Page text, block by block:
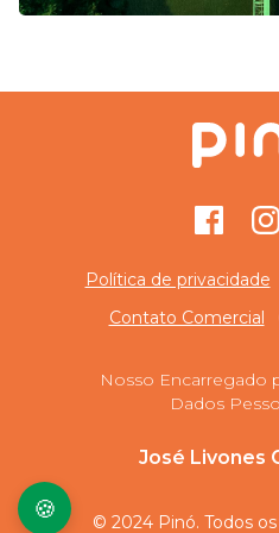
Facebook
Política de privacidade
Contato Comercial
Nosso Encarregado
Dados
José Livones
© 2024 Pinó. Todos
🍪